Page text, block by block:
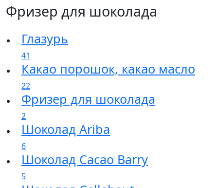
Фризер для шоколада
Глазурь
41
Какао порошок, какао масло
22
Фризер для шоколада
2
Шоколад Ariba
6
Шоколад Cacao Barry
5